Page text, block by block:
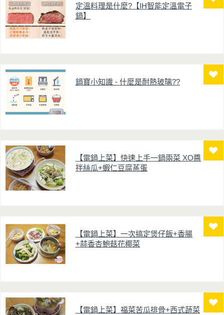
定溫料理是什麼?【IH智能定溫電子
鍋】
鍋寶小知識 - 什麼是耐熱玻璃??
【電鍋上菜】快速上手一鍋兩菜 XO醬
拌絲瓜+蝦仁豆腐蒸蛋
【電鍋上菜】一次搞定煲仔飯+香腸
+蒜香杏鮑菇花椰菜
【電鍋上菜】福菜苦瓜排骨+西式蔬菜